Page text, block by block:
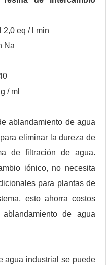
2,0 eq / l min
Na
/ ml
ablandamiento de agua
eliminar la dureza de
de filtración de agua.
iónico, no necesita
para plantas de
esto ahorra costos
de agua
agua industrial se puede